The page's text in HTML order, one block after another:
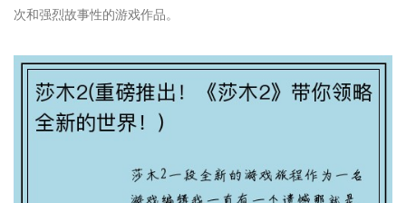
次和强烈故事性的游戏作品。